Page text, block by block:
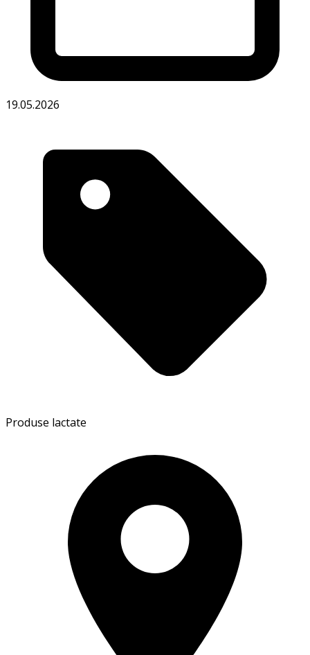
19.05.2026
Produse lactate